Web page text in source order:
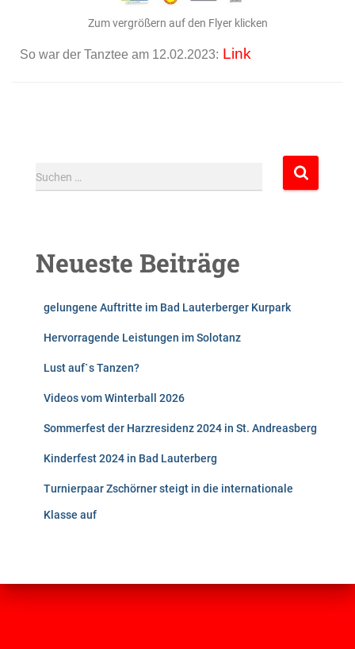
Zum vergrößern auf den Flyer klicken
So war der Tanztee am 12.02.2023: Link
Suchen …
Neueste Beiträge
gelungene Auftritte im Bad Lauterberger Kurpark
Hervorragende Leistungen im Solotanz
Lust auf`s Tanzen?
Videos vom Winterball 2026
Sommerfest der Harzresidenz 2024 in St. Andreasberg
Kinderfest 2024 in Bad Lauterberg
Turnierpaar Zschörner steigt in die internationale
Klasse auf